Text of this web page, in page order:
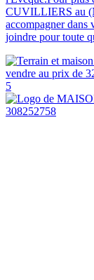
CUVILLIERS au
accompagner dans
joindre pour toute
5